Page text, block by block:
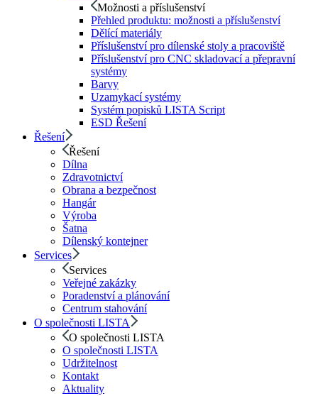
Možnosti a příslušenství
Přehled produktu: možnosti a příslušenství
Dělící materiály
Příslušenství pro dílenské stoly a pracoviště
Příslušenství pro CNC skladovací a přepravní
systémy
Barvy
Uzamykací systémy
Systém popisků LISTA Script
ESD Řešení
Řešení
Řešení
Dílna
Zdravotnictví
Obrana a bezpečnost
Hangár
Výroba
Šatna
Dílenský kontejner
Services
Services
Veřejné zakázky
Poradenství a plánování
Centrum stahování
O společnosti LISTA
O společnosti LISTA
O společnosti LISTA
Udržitelnost
Kontakt
Aktuality